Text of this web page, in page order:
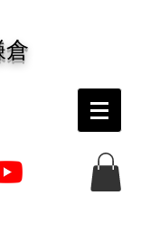
ンポラリー並びにフ
販売をしています。
の画家に加え、海外
取り寄せ頂けます。
な方へのギフトとし
倉